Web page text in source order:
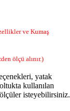
ve Kumaş
ölçü alınır.)
yatak
kullanılan
isteyebilirsiniz.